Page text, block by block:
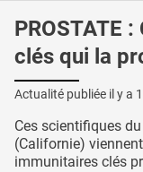
PROSTATE
clés qui la
Actualité publiée il y a
Ces scientifiques
(Californie)
immunitaires clés